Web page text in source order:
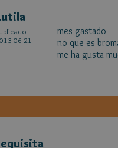
06-21
mes gastado
no que es
me ha gusta